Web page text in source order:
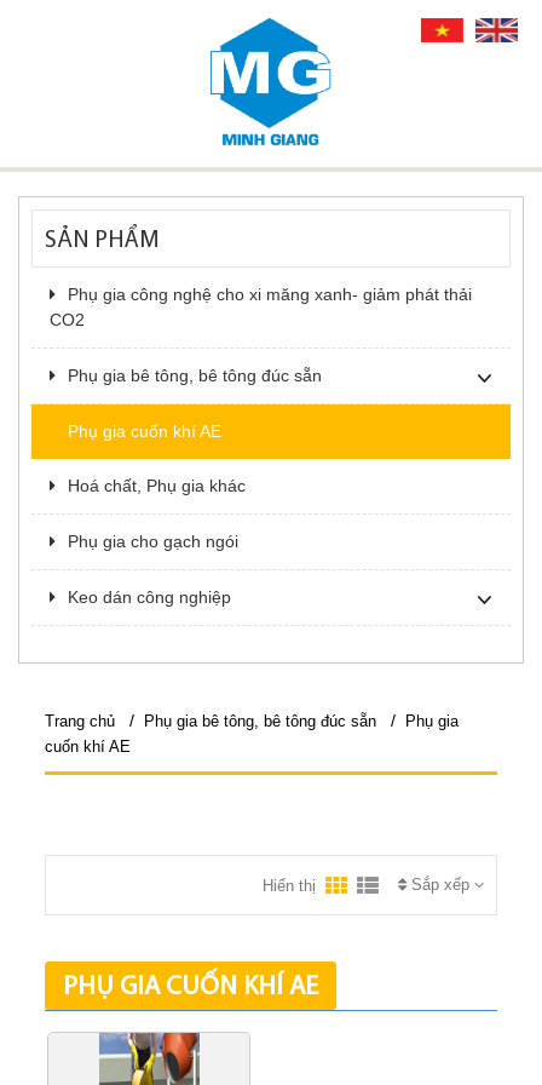
SẢN PHẨM
Phụ gia công nghệ cho xi măng xanh- giảm phát thải
CO2
Phụ gia bê tông, bê tông đúc sẵn
Phụ gia cuốn khí AE
Hoá chất, Phụ gia khác
Phụ gia cho gạch ngói
Keo dán công nghiệp
Trang chủ / Phụ gia bê tông, bê tông đúc sẵn /
Phụ gia
cuốn khí AE
Sắp xếp
Hiển thị
PHỤ GIA CUỐN KHÍ AE